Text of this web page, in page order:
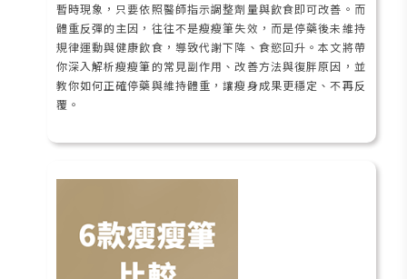
暫時現象，只要依照醫師指示調整劑量與飲食即可改善。而
體重反彈的主因，往往不是瘦瘦筆失效，而是停藥後未維持
規律運動與健康飲食，導致代謝下降、食慾回升。本文將帶
你深入解析瘦瘦筆的常見副作用、改善方法與復胖原因，並
教你如何正確停藥與維持體重，讓瘦身成果更穩定、不再反
覆。